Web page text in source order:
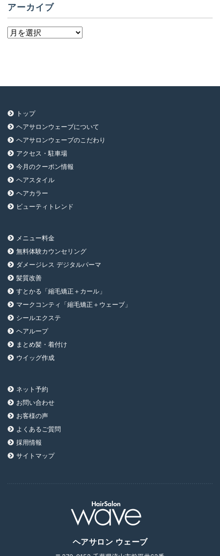
アーカイブ
ア
トップ
ヘアサロンウェーブについて
ヘアサロンウェーブのこだわり
アクセス・駐車場
今月のクーポン情報
ヘアスタイル
ヘアカラー
ビューティトレンド
メニュー料金
無料体験カウンセリング
ダメージレス デジタルパーマ
髪質改善
すとかる「縮毛矯正＋カール」
マークコンティ「縮毛矯正＋ウェーブ」
シールエクステ
ヘアループ
まとめ髪・着付け
ウイッグ作成
ネット予約
お問い合わせ
お客様の声
よくあるご質問
採用情報
サイトマップ
ヘアサロン ウェーブ